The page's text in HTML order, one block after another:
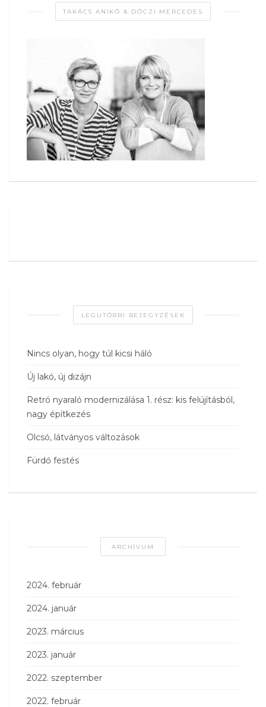
TAKÁCS ANIKÓ & DÓCZI MERCEDES
LEGUTÓBBI BEJEGYZÉSEK
Nincs olyan, hogy túl kicsi háló
Új lakó, új dizájn
Retró nyaraló modernizálása 1. rész: kis felújításból,
nagy építkezés
Olcsó, látványos változások
Fürdő festés
ARCHÍVUM
2024. február
2024. január
2023. március
2023. január
2022. szeptember
2022. február